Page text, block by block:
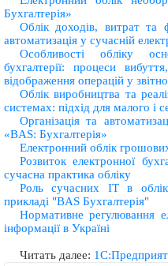
Бухгалтерія»
Облік доходів, витрат та
автоматизація у сучасній
Особливості обліку
бухгалтерії: процеси
відображення операцій у
Облік виробництва та
системах: підхід для малого і
Організація та
«BAS: Бухгалтерія»
Електронний облік
Розвиток електронної
сучасна практика обліку
Роль сучасних IТ в
прикладі "BAS Бухгалтерія"
Нормативне регулювання
інформації в Україні
Читать далее: